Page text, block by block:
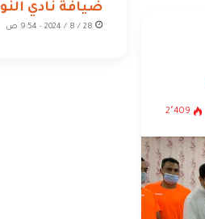
2٬409
ضيافة نادي
28 / 8 / 2024 - 9:54 ص